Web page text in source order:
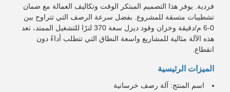
فردية. يوفر هذا التصميم المبتكر الوقت وتكاليف العمالة مع ضمان
تشطيبات متسقة للمشروع. بفضل سرعة الرصف التي تتراوح بين
0-6 م/دقيقة وخزان وقود ديزل سعة 370 لترًا للتشغيل الممتد، تعد
هذه الآلة مثالية للمشاريع واسعة النطاق التي تتطلب أداءً دون
انقطاع.
الميزات الرئيسية
اسم المنتج: آلة رصف خرسانية